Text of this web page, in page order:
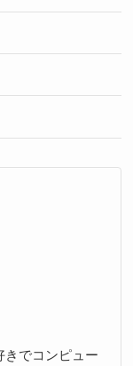
きでコンピュー